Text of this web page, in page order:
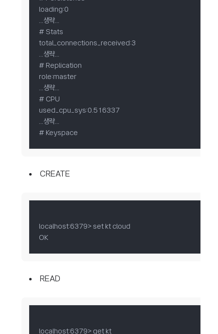
loading:0
...생략...
# Stats
total_connections_received:3
...생략...
# Replication
role:master
...생략...
# CPU
used_cpu_sys:0.516337
...생략...
# Keyspace
CREATE
localhost:6379> set kt cloud
OK
READ
localhost:6379> get kt